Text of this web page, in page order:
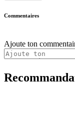
Commentaires
Ajoute ton